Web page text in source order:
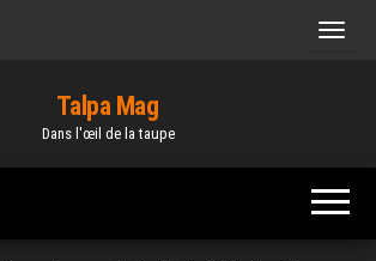
Talpa Mag
Dans l'œil de la taupe